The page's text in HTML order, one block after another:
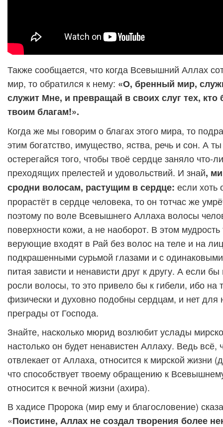
Также сообщается, что когда Всевышний Аллах
мир, то обратился к нему: «О, бренный мир,
служит Мне, и превращай в своих слуг тех, кто
твоим благам!».
Когда же мы говорим о благах этого мира, то
этим богатство, имущество, яства, речь и сон. А
остерегайся того, чтобы твоё сердце заняло что-
преходящих прелестей и удовольствий. И знай,
сродни волосам, растущим в сердце: если хоть
прорастёт в сердце человека, то он тотчас же
поэтому по воле Всевышнего Аллаха волосы
поверхности кожи, а не наоборот. В этом мудрость
верующие входят в Рай без волос на теле и на
подкрашенными сурьмой глазами и с
питая зависти и ненависти друг к другу. А если бы
росли волосы, то это привело бы к гибели, ибо на
физически и духовно подобны сердцам, и нет для
преграды от Господа.
Знайте, насколько мюрид возлюбит услады
настолько он будет ненавистен Аллаху. Ведь всё,
отвлекает от Аллаха, относится к мирской жизни
что способствует твоему обращению к
относится к вечной жизни (ахира).
В хадисе Пророка (мир ему и благословение)
«Поистине, Аллах не создал творения более